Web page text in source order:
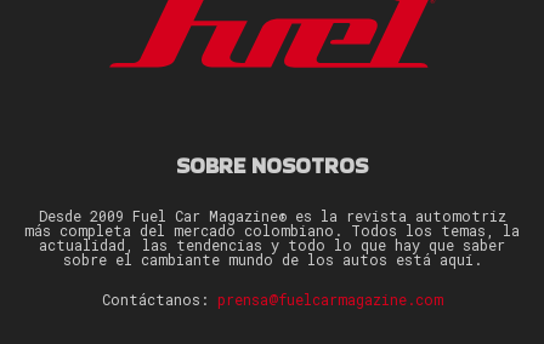
SOBRE NOSOTROS
Desde 2009 Fuel Car Magazine® es la revista automotriz
más completa del mercado colombiano. Todos los temas, la
actualidad, las tendencias y todo lo que hay que saber
sobre el cambiante mundo de los autos está aquí.
Contáctanos: prensa@fuelcarmagazine.com